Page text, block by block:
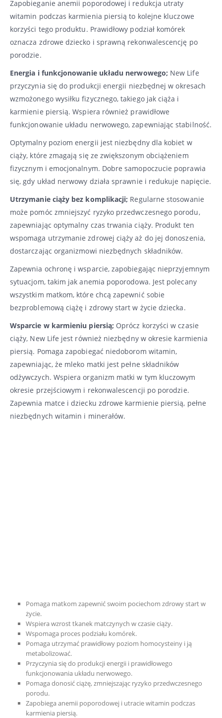
Zapobieganie anemii poporodowej i redukcja utraty
witamin podczas karmienia piersią to kolejne kluczowe
korzyści tego produktu. Prawidłowy podział komórek
oznacza zdrowe dziecko i sprawną rekonwalescencję po
porodzie.
Energia i funkcjonowanie układu nerwowego; New Life
przyczynia się do produkcji energii niezbędnej w okresach
wzmożonego wysiłku fizycznego, takiego jak ciąża i
karmienie piersią. Wspiera również prawidłowe
funkcjonowanie układu nerwowego, zapewniając stabilność.
Optymalny poziom energii jest niezbędny dla kobiet w
ciąży, które zmagają się ze zwiększonym obciążeniem
fizycznym i emocjonalnym. Dobre samopoczucie poprawia
się, gdy układ nerwowy działa sprawnie i redukuje napięcie.
Utrzymanie ciąży bez komplikacji; Regularne stosowanie
może pomóc zmniejszyć ryzyko przedwczesnego porodu,
zapewniając optymalny czas trwania ciąży. Produkt ten
wspomaga utrzymanie zdrowej ciąży aż do jej donoszenia,
dostarczając organizmowi niezbędnych składników.
Zapewnia ochronę i wsparcie, zapobiegając nieprzyjemnym
sytuacjom, takim jak anemia poporodowa. Jest polecany
wszystkim matkom, które chcą zapewnić sobie
bezproblemową ciążę i zdrowy start w życie dziecka.
Wsparcie w karmieniu piersią; Oprócz korzyści w czasie
ciąży, New Life jest również niezbędny w okresie karmienia
piersią. Pomaga zapobiegać niedoborom witamin,
zapewniając, że mleko matki jest pełne składników
odżywczych. Wspiera organizm matki w tym kluczowym
okresie przejściowym i rekonwalescencji po porodzie.
Zapewnia matce i dziecku zdrowe karmienie piersią, pełne
niezbędnych witamin i minerałów.
Pomaga matkom zapewnić swoim pociechom zdrowy start w
życie.
Wspiera wzrost tkanek matczynych w czasie ciąży.
Wspomaga proces podziału komórek.
Pomaga utrzymać prawidłowy poziom homocysteiny i ją
metabolizować.
Przyczynia się do produkcji energii i prawidłowego
funkcjonowania układu nerwowego.
Pomaga donosić ciążę, zmniejszając ryzyko przedwczesnego
porodu.
Zapobiega anemii poporodowej i utracie witamin podczas
karmienia piersią.